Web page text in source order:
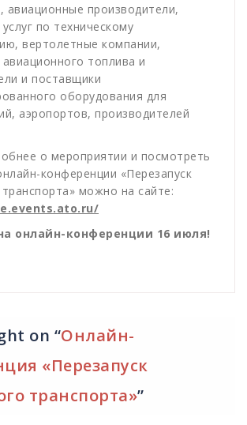
авиационные производители,
по техническому
вертолетные компании,
топлива и
и поставщики
оборудования для
аэропортов, производителей
о мероприятии и посмотреть
конференции «Перезапуск
можно на сайте:
онлайн-конференции 16 июля!
on “Онлайн-
«Перезапуск
транспорта»”